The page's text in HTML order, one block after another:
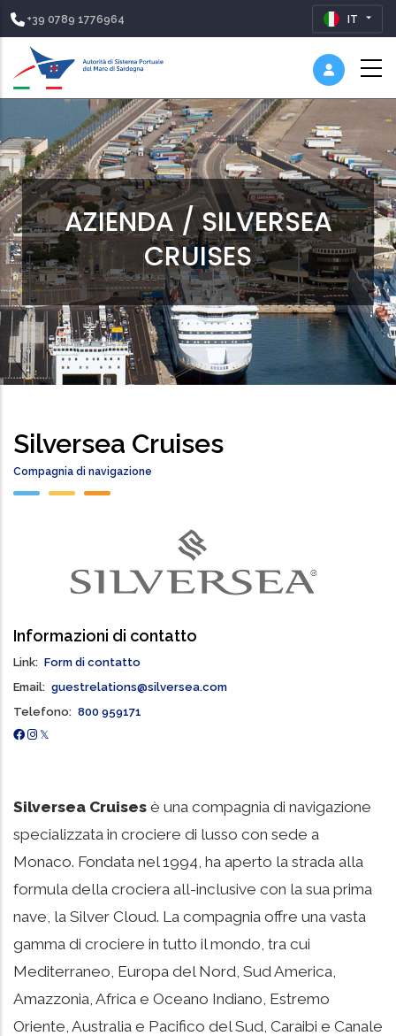
+39 0789 1776964 IT
AZIENDA / SILVERSEA
CRUISES
Silversea Cruises
Compagnia di navigazione
Informazioni di contatto
Link
Form di contatto
Email
guestrelations@silversea.com
Telefono
800 959171
Silversea Cruises è una compagnia di navigazione
specializzata in crociere di lusso con sede a
Monaco. Fondata nel 1994, ha aperto la strada alla
formula della crociera all-inclusive con la sua prima
nave, la Silver Cloud. La compagnia offre una vasta
gamma di crociere in tutto il mondo, tra cui
Mediterraneo, Europa del Nord, Sud America,
Amazzonia, Africa e Oceano Indiano, Estremo
Oriente, Australia e Pacifico del Sud, Caraibi e Canale